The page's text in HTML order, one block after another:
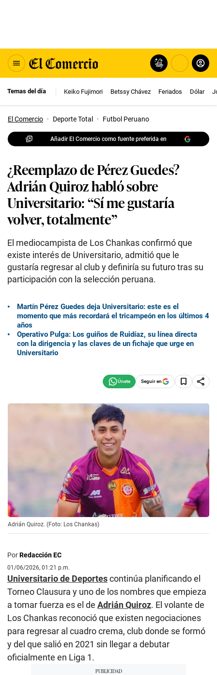
Temas del día Keiko Fujimori Betssy Chávez Feriados Dólar
El Comercio · Deporte Total · Futbol Peruano
Añadir El Comercio como fuente preferida en
¿Reemplazo de Pérez Guedes?
Adrián Quiroz habló sobre
Universitario: “Sí me gustaría
volver, totalmente”
El mediocampista de Los Chankas confirmó que
existe interés de Universitario, admitió que le
gustaría regresar al club y definiría su futuro tras su
participación con la selección peruana.
Martín Pérez Guedes deja Universitario: este es el
momento que más recordará el tricampeón en los últimos 4
años
Operativo Pulga: Los guiños de Ruidíaz, su línea directa
con la dirigencia y las claves de un fichaje que urge en
Universitario
Seguir en
Adrián Quiroz. (Foto: Los Chankas)
PorRedacción EC
01/06/2026, 01:21 p.m.
Universitario de Deportescontinúa planificando el
Torneo Clausura y uno de los nombres que empieza
a tomar fuerza es el de Adrián Quiroz. El volante de
Los Chankas reconoció que existen negociaciones
para regresar al cuadro crema, club donde se formó
y del que salió en 2021 sin llegar a debutar
oficialmente en Liga 1.